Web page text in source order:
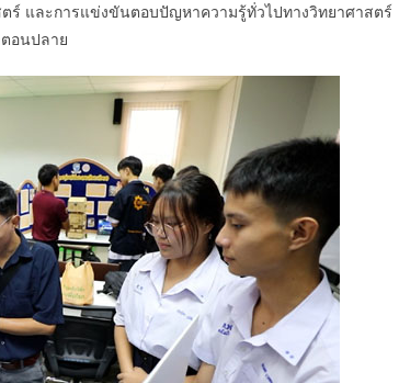
ร์ และการแข่งขันตอบปัญหาความรู้ทั่วไปทางวิทยาศาสตร์
อนปลาย